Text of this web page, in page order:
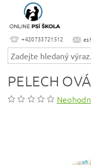
+420733721512
PELECH